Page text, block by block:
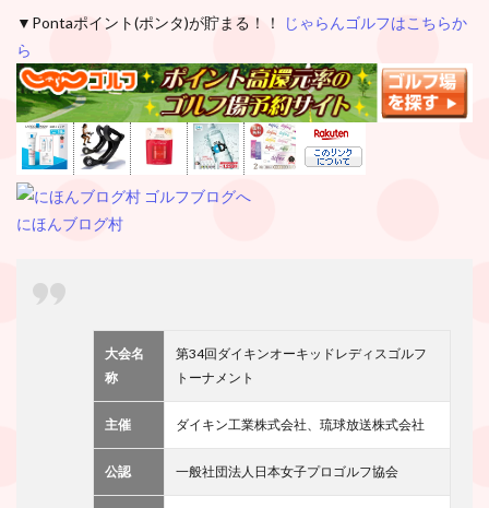
▼Pontaポイント(ポンタ)が貯まる！！
じゃらんゴルフはこちらか
ら
にほんブログ村
大会名
称
第34回ダイキンオーキッドレディスゴルフ
トーナメント
主催 ダイキン工業株式会社、琉球放送株式会社
公認 一般社団法人日本女子プロゴルフ協会